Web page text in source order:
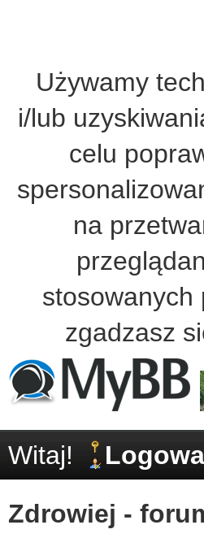
Używamy
i/lub
celu
na
zgadzasz
Witaj!
Zdrowiej -